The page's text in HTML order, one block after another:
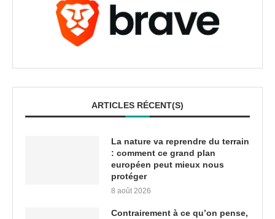
ARTICLES RÉCENT(S)
La nature va reprendre du terrain
: comment ce grand plan
européen peut mieux nous
protéger
8 août 2026
Contrairement à ce qu’on pense,